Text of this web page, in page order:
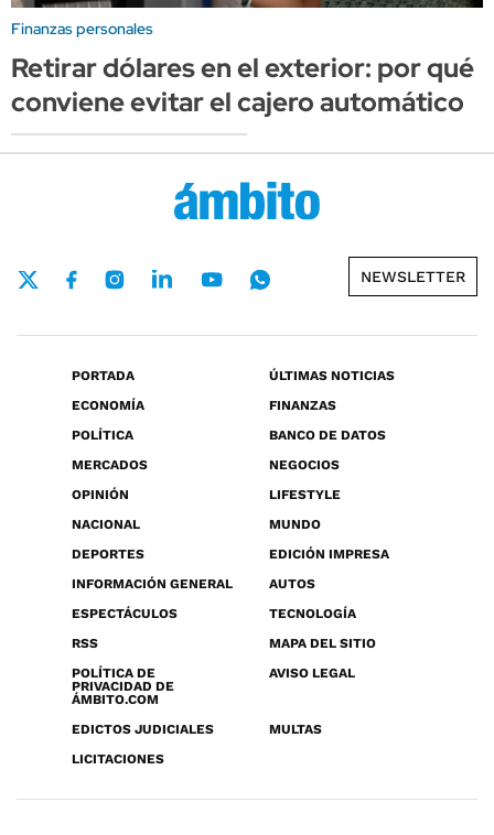
Finanzas personales
Retirar dólares en el exterior: por qué
conviene evitar el cajero automático
NEWSLETTER
PORTADA
ÚLTIMAS NOTICIAS
ECONOMÍA
FINANZAS
POLÍTICA
BANCO DE DATOS
MERCADOS
NEGOCIOS
OPINIÓN
LIFESTYLE
NACIONAL
MUNDO
DEPORTES
EDICIÓN IMPRESA
INFORMACIÓN GENERAL
AUTOS
ESPECTÁCULOS
TECNOLOGÍA
RSS
MAPA DEL SITIO
POLÍTICA DE
PRIVACIDAD DE
ÁMBITO.COM
AVISO LEGAL
EDICTOS JUDICIALES
MULTAS
LICITACIONES